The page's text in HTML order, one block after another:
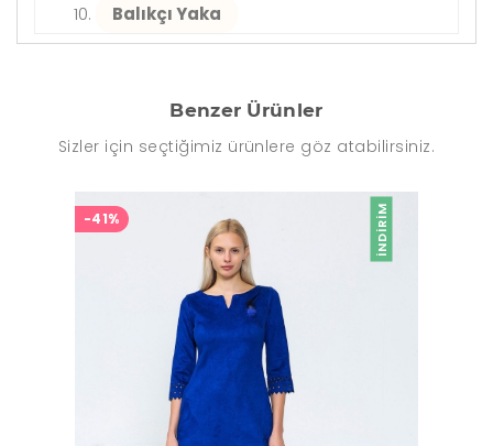
Balıkçı Yaka
Benzer Ürünler
Sizler için seçtiğimiz ürünlere göz atabilirsiniz.
İNDIRIM
-41%